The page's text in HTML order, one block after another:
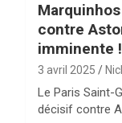
contre
imminente !
3 avril 2025
Le Paris Saint-
décisif contre